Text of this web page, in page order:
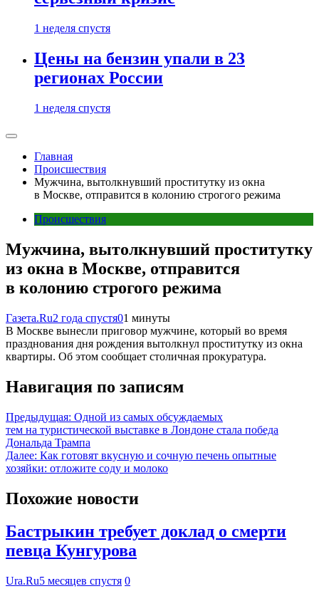
1 неделя спустя
Цены на бензин упали в 23
регионах России
1 неделя спустя
Главная
Происшествия
Мужчина, вытолкнувший проститутку из окна
в Москве, отправится в колонию строгого режима
Происшествия
Мужчина, вытолкнувший проститутку
из окна в Москве, отправится
в колонию строгого режима
Газета.Ru2 года спустя01 минуты
В Москве вынесли приговор мужчине, который во время
празднования дня рождения вытолкнул проститутку из окна
квартиры. Об этом сообщает столичная прокуратура.
Навигация по записям
Предыдущая: Одной из самых обсуждаемых
тем на туристической выставке в Лондоне стала победа
Дональда Трампа
Далее: Как готовят вкусную и сочную печень опытные
хозяйки: отложите соду и молоко
Похожие новости
Бастрыкин требует доклад о смерти
певца Кунгурова
Ura.Ru5 месяцев спустя 0